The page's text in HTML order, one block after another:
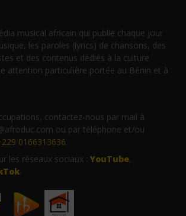
musical africain qui publie chaque jour
les paroles (lyrics) de chansons, des
et des contenus dédiés à la culture
attention particulière portée au Bénin et à
contactez-nous par mail à
ou par téléphone et/ou
0166313636.
les réseaux sociaux : YouTube,
.